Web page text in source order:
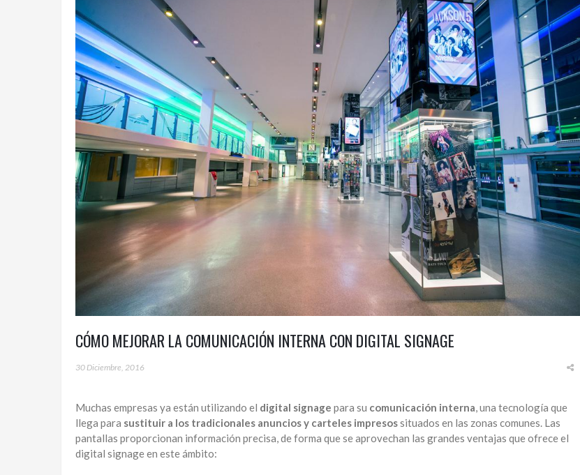
CÓMO MEJORAR LA COMUNICACIÓN INTERNA CON DIGITAL SIGNAGE
30 Diciembre, 2016
Muchas empresas ya están utilizando el digital signage para su comunicación interna, una tecnología que
llega para sustituir a los tradicionales anuncios y carteles impresossituados en las zonas comunes. Las
pantallas proporcionan información precisa, de forma que se aprovechan las grandes ventajas que ofrece el
digital signage en este ámbito: